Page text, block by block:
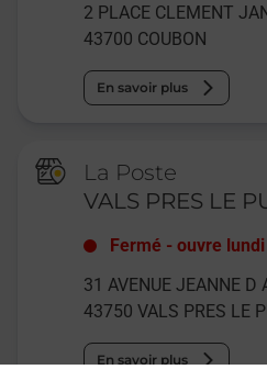
2 PLACE CLEMENT
43700 COUBON
En savoir plus
La Poste
VALS PRES LE
Fermé -ouvre lundi
31 AVENUE JEANNE D
43750 VALS PRES LE
En savoir plus